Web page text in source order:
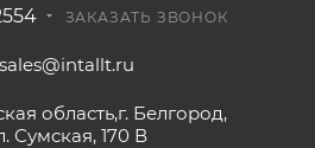
ЗАКАЗАТЬ ЗВОНОК
sales@intallt.ru
область,г. Белгород,
Сумская, 170 В